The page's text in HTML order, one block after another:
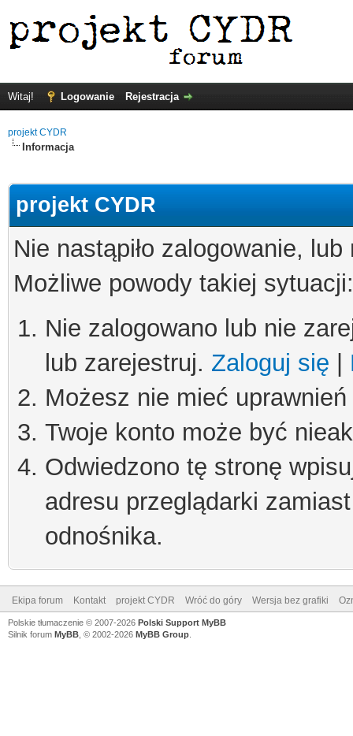
Witaj! Logowanie Rejestracja
projekt CYDR
Informacja
projekt CYDR
Nie nastąpiło zalogowanie,
Możliwe powody takiej sytuacji:
Nie zalogowano lub nie
lub zarejestruj. Zaloguj się
Możesz nie mieć
Twoje konto może być
Odwiedzono tę stronę
adresu przeglądarki
odnośnika.
Ekipa forum Kontakt projekt CYDR Wróć do góry Wersja bez grafiki
Polskie tłumaczenie © 2007-2026 Polski Support MyBB
Silnik forum MyBB , © 2002-2026 MyBB Group